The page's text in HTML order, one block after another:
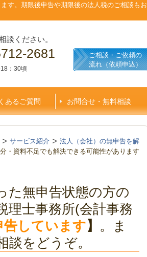
す。期限後申告や期限後の法人税のご相談もお
談ください。
2681
：30頃
ご相談・ご依頼の
流れ（依頼申込）
あるご質問 お問合せ・無料相談
サービス紹介
法人（会社）の無申告を解
・資料不足でも解決できる可能性があります
た無申告状態の方の
理士事務所(会計事務
告しています】 。ま
をどうぞ。